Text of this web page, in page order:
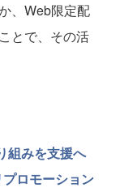
、Web限定配
とで、その活
組みを支援へ
ロモーション